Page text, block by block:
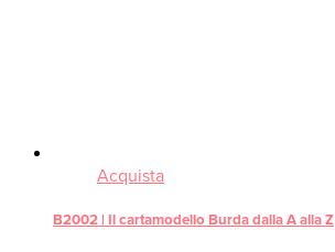
Acquista
B2002 | Il cartamodello Burda dalla A alla Z